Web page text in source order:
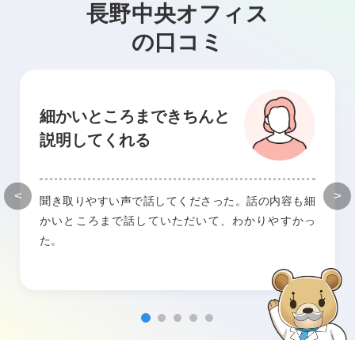
長野中央オフィス
の口コミ
細かいところまできちんと
説明してくれる
聞き取りやすい声で話してくださった。話の内容も細
かいところまで話していただいて、わかりやすかっ
た。
< >